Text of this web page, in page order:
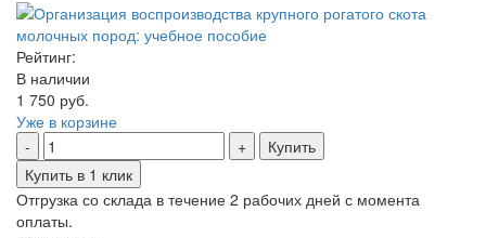
Рейтинг:
В наличии
1 750 руб.
Уже в корзине
Купить
Купить в 1 клик
Отгрузка со склада в течение 2 рабочих дней с момента
оплаты.